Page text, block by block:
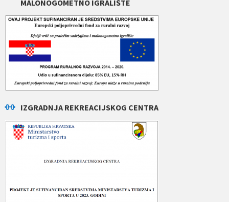
MALONOGOMETNO IGRALIŠTE
IZGRADNJA REKREACIJSKOG CENTRA